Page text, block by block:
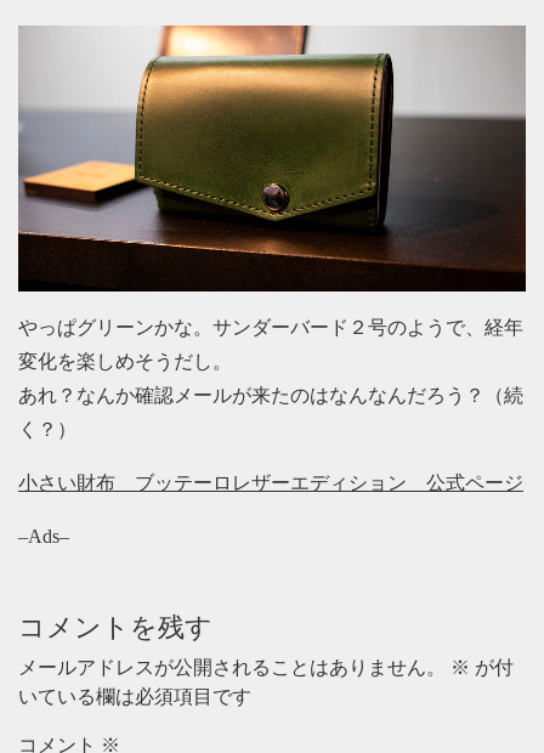
やっぱグリーンかな。サンダーバード２号のようで、経年
変化を楽しめそうだし。
あれ？なんか確認メールが来たのはなんなんだろう？（続
く？）
小さい財布 ブッテーロレザーエディション 公式ページ
–Ads–
コメントを残す
メールアドレスが公開されることはありません。 ※ が付
いている欄は必須項目です
コメント ※